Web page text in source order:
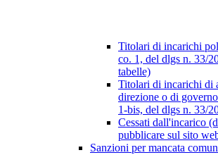
Titolari di incarichi
co. 1, del dlgs n. 33/
tabelle)
Titolari di incarichi di
direzione o di
1-bis, del dlgs n. 33/
Cessati dall'incarico
pubblicare sul sito
Sanzioni per mancata